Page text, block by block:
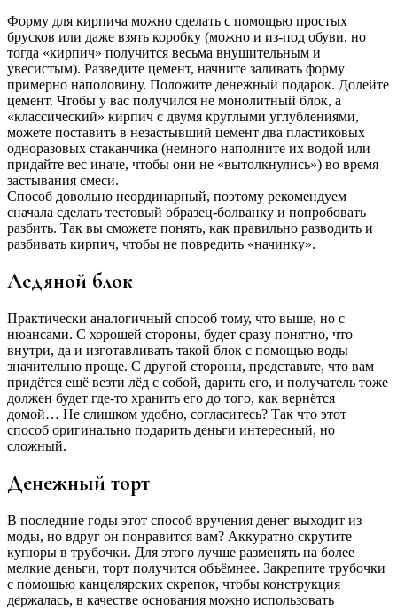
Форму для кирпича можно сделать с помощью простых
брусков или даже взять коробку (можно и из-под обуви, но
тогда «кирпич» получится весьма внушительным и
увесистым). Разведите цемент, начните заливать форму
примерно наполовину. Положите денежный подарок. Долейте
цемент. Чтобы у вас получился не монолитный блок, а
«классический» кирпич с двумя круглыми углублениями,
можете поставить в незастывший цемент два пластиковых
одноразовых стаканчика (немного наполните их водой или
придайте вес иначе, чтобы они не «вытолкнулись») во время
застывания смеси.
Способ довольно неординарный, поэтому рекомендуем
сначала сделать тестовый образец-болванку и попробовать
разбить. Так вы сможете понять, как правильно разводить и
разбивать кирпич, чтобы не повредить «начинку».
Ледяной блок
Практически аналогичный способ тому, что выше, но с
нюансами. С хорошей стороны, будет сразу понятно, что
внутри, да и изготавливать такой блок с помощью воды
значительно проще. С другой стороны, представьте, что вам
придётся ещё везти лёд с собой, дарить его, и получатель тоже
должен будет где-то хранить его до того, как вернётся
домой… Не слишком удобно, согласитесь? Так что этот
способ оригинально подарить деньги интересный, но
сложный.
Денежный торт
В последние годы этот способ вручения денег выходит из
моды, но вдруг он понравится вам? Аккуратно скрутите
купюры в трубочки. Для этого лучше разменять на более
мелкие деньги, торт получится объёмнее. Закрепите трубочки
с помощью канцелярских скрепок, чтобы конструкция
держалась, в качестве основания можно использовать